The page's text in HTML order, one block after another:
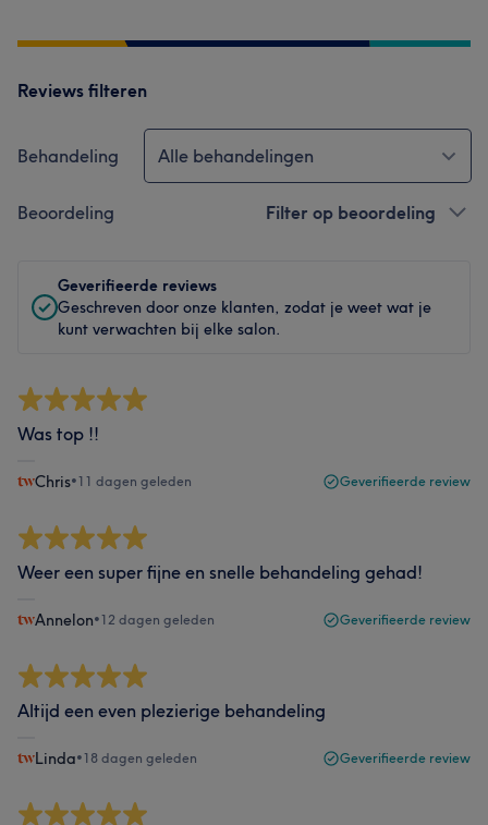
Reviews filteren
Behandeling Alle behandelingen
Beoordeling Filter op beoordeling
Geverifieerde reviews
Geschreven door onze klanten, zodat je weet wat je
kunt verwachten bij elke salon.
Was top !!
Chris•11 dagen geleden Geverifieerde review
Weer een super fijne en snelle behandeling gehad!
Annelon•12 dagen geleden Geverifieerde review
Altijd een even plezierige behandeling
Linda•18 dagen geleden Geverifieerde review